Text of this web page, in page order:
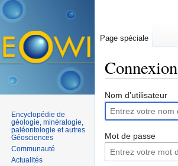
Connexion
Nom d’utilisateur
Mot de passe
Page spéciale
Encyclopédie de
géologie, minéralogie,
paléontologie et autres
Géosciences
Communauté
Actualités